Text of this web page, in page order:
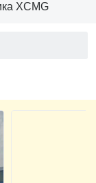
XCMG